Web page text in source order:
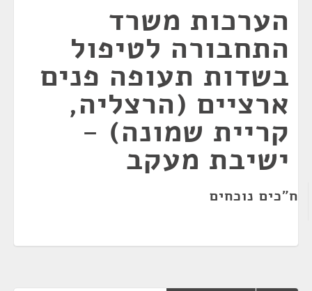
הערכות משרד
התחבורה לטיפול
בשדות תעופה פנים
ארציים (הרצליה,
קריית שמונה) -
ישיבת מעקב
ח"כים נוכחים